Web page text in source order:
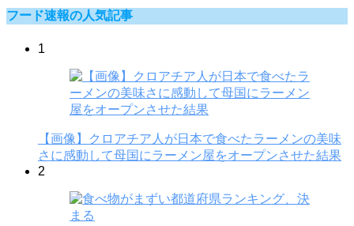
フード速報の人気記事
1
【画像】クロアチア人が日本で食べたラーメンの美味
さに感動して母国にラーメン屋をオープンさせた結果
2